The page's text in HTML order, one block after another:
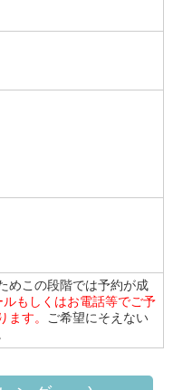
めこの段階では予約が成
もしくはお電話等でご予
ます。
ご希望にそえない